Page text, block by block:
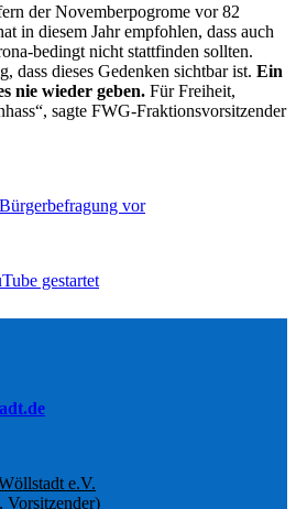
der Novemberpogrome vor 82
in diesem Jahr empfohlen, dass auch
bedingt nicht stattfinden sollten.
dass dieses Gedenken sichtbar ist. Ein
nie wieder geben. Für Freiheit,
sagte FWG-Fraktionsvorsitzender
vor
gestartet
e.V.
Vorsitzender)